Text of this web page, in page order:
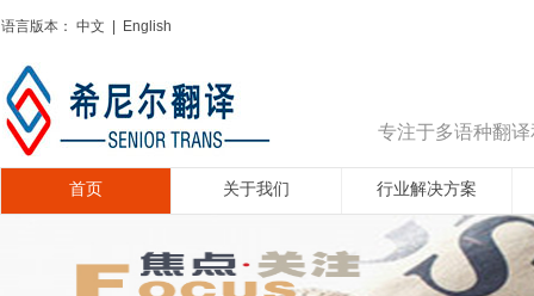
语言版本： 中文 English
专注于多语种翻
首页 关于我们 行业解决方案